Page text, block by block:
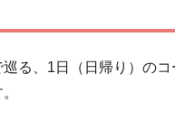
る、1日（日帰り）の